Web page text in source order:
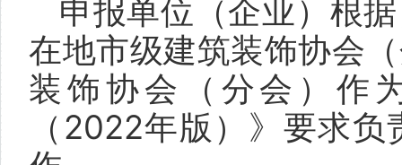
申报单位（企业）根
在地市级建筑装饰协会
装饰协会（分会）作
（2022年版）》要求